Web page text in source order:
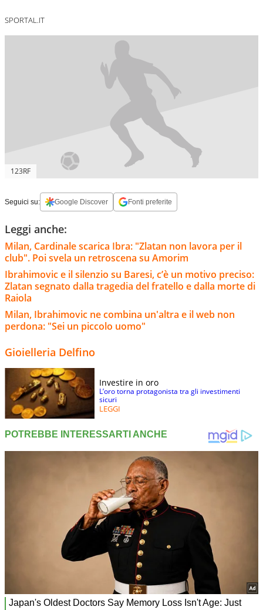
SPORTAL.IT
123RF
Seguici su: Google Discover Fonti preferite
Leggi anche:
Milan, Cardinale scarica Ibra: "Zlatan non lavora per il
club". Poi svela un retroscena su Amorim
Ibrahimovic e il silenzio su Baresi, c’è un motivo preciso:
Zlatan segnato dalla tragedia del fratello e dalla morte di
Raiola
Milan, Ibrahimovic ne combina un'altra e il web non
perdona: "Sei un piccolo uomo"
Gioielleria Delfino
Investire in oro
L’oro torna protagonista tra gli investimenti
sicuri
LEGGI